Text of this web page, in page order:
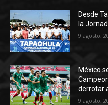
Desde
la
9 agosto,
México
derrotar
9 agosto,